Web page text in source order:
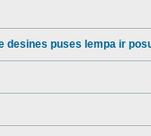
desines puses lempa ir